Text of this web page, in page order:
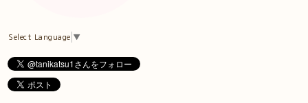
Select Language ▼